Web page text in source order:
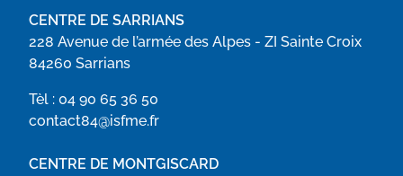
CENTRE DE SARRIANS
228 Avenue de l’armée des Alpes - ZI Sainte Croix
84260 Sarrians
Tèl : 04 90 65 36 50
contact84@isfme.fr
CENTRE DE MONTGISCARD